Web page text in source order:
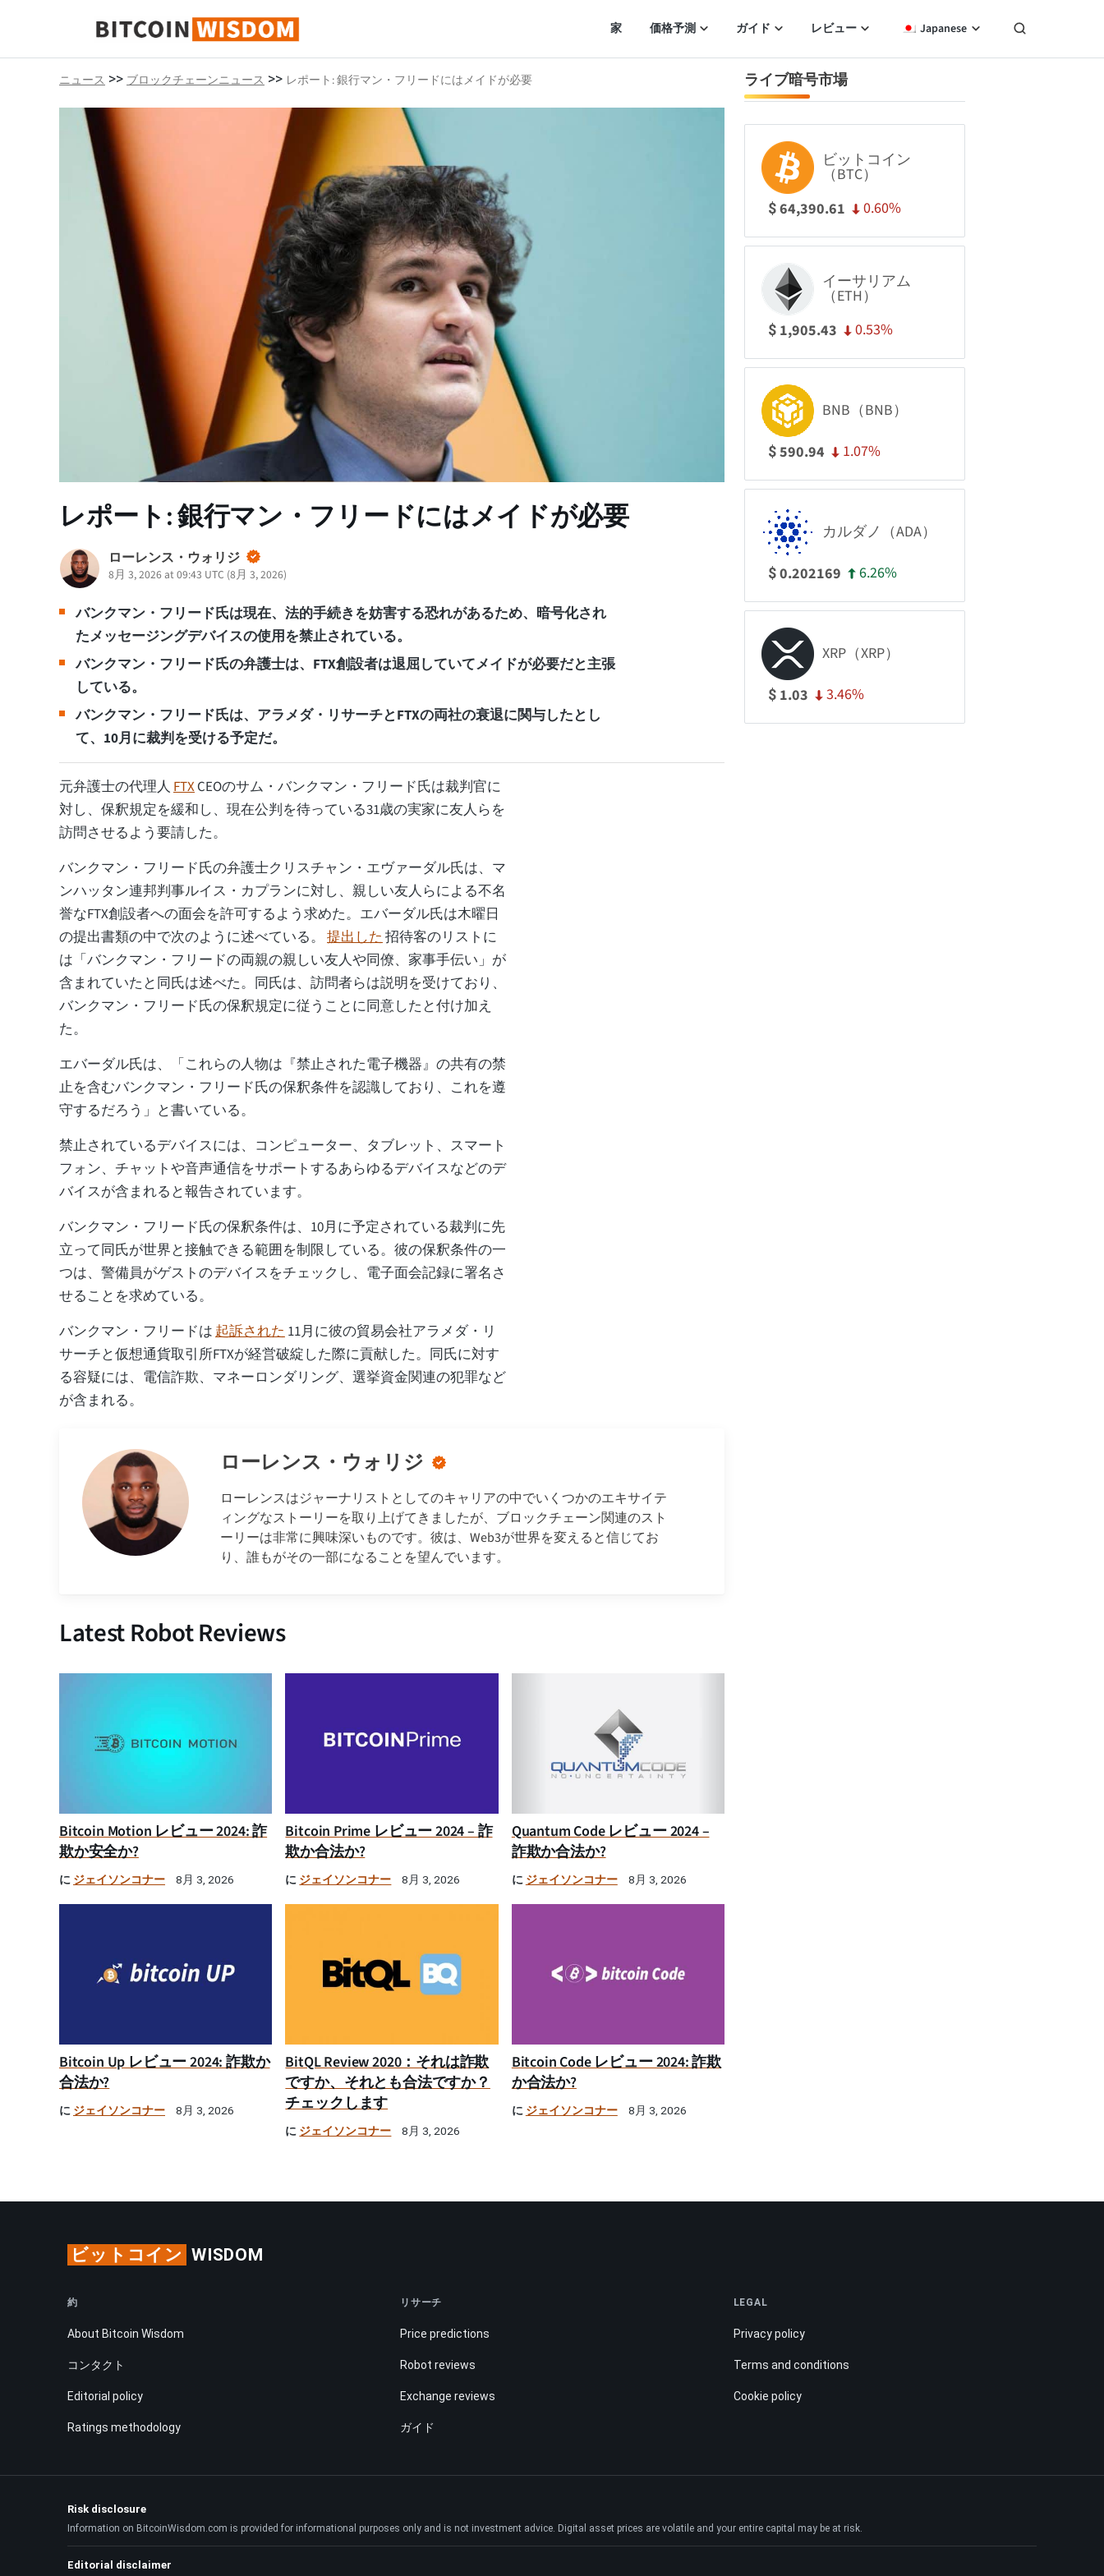
ビットコインの知恵
家 価格予測 ガイド レビュー Japanese
ニュース >> ブロックチェーンニュース >> レポート: 銀行マン・フリードにはメイドが必要
レポート: 銀行マン・フリードにはメイドが必要
ローレンス・ウォリジ
8月 3, 2026 at 09:43 UTC (8月 3, 2026)
バンクマン・フリード氏は現在、法的手続きを妨害する恐れがあるため、暗号化され
たメッセージングデバイスの使用を禁止されている。
バンクマン・フリード氏の弁護士は、FTX創設者は退屈していてメイドが必要だと主張
している。
バンクマン・フリード氏は、アラメダ・リサーチとFTXの両社の衰退に関与したとし
て、10月に裁判を受ける予定だ。
元弁護士の代理人 FTXCEOのサム・バンクマン・フリード氏は裁判官に
対し、保釈規定を緩和し、現在公判を待っている31歳の実家に友人らを
訪問させるよう要請した。
バンクマン・フリード氏の弁護士クリスチャン・エヴァーダル氏は、マ
ンハッタン連邦判事ルイス・カプランに対し、親しい友人らによる不名
誉なFTX創設者への面会を許可するよう求めた。エバーダル氏は木曜日
の提出書類の中で次のように述べている。 提出した 招待客のリストに
は「バンクマン・フリードの両親の親しい友人や同僚、家事手伝い」が
含まれていたと同氏は述べた。同氏は、訪問者らは説明を受けており、
バンクマン・フリード氏の保釈規定に従うことに同意したと付け加え
た。
エバーダル氏は、「これらの人物は『禁止された電子機器』の共有の禁
止を含むバンクマン・フリード氏の保釈条件を認識しており、これを遵
守するだろう」と書いている。
禁止されているデバイスには、コンピューター、タブレット、スマート
フォン、チャットや音声通信をサポートするあらゆるデバイスなどのデ
バイスが含まれると報告されています。
バンクマン・フリード氏の保釈条件は、10月に予定されている裁判に先
立って同氏が世界と接触できる範囲を制限している。彼の保釈条件の一
つは、警備員がゲストのデバイスをチェックし、電子面会記録に署名さ
せることを求めている。
バンクマン・フリードは 起訴された 11月に彼の貿易会社アラメダ・リ
サーチと仮想通貨取引所FTXが経営破綻した際に貢献した。同氏に対す
る容疑には、電信詐欺、マネーロンダリング、選挙資金関連の犯罪など
が含まれる。
ローレンス・ウォリジ
ローレンスはジャーナリストとしてのキャリアの中でいくつかのエキサイテ
ィングなストーリーを取り上げてきましたが、ブロックチェーン関連のスト
ーリーは非常に興味深いものです。彼は、Web3が世界を変えると信じてお
り、誰もがその一部になることを望んでいます。
Latest Robot Reviews
Bitcoin Motion レビュー 2024: 詐
欺か安全か?
に ジェイソンコナー 8月 3, 2026
Bitcoin Prime レビュー 2024 – 詐
欺か合法か?
に ジェイソンコナー 8月 3, 2026
Quantum Code レビュー 2024 –
詐欺か合法か?
に ジェイソンコナー 8月 3, 2026
Bitcoin Up レビュー 2024: 詐欺か
合法か?
に ジェイソンコナー 8月 3, 2026
BitQL Review 2020：それは詐欺
ですか、それとも合法ですか？
チェックします
に ジェイソンコナー 8月 3, 2026
Bitcoin Code レビュー 2024: 詐欺
か合法か?
に ジェイソンコナー 8月 3, 2026
ライブ暗号市場
ビットコイン
（BTC）
$64,390.61 0.60%
イーサリアム
（ETH）
$ 1,905.43 0.53%
BNB（BNB）
$590.94 1.07%
カルダノ（ADA）
$0.202169 6.26%
XRP（XRP）
$ 1.03 3.46%
ビットコイン WISDOM
約
About Bitcoin Wisdom
コンタクト
Editorial policy
Ratings methodology
リサーチ
Price predictions
Robot reviews
Exchange reviews
ガイド
LEGAL
Privacy policy
Terms and conditions
Cookie policy
Risk disclosure
Information on BitcoinWisdom.com is provided for informational purposes only and is not investment advice. Digital asset prices are volatile and your entire capital may be at risk.
Editorial disclaimer